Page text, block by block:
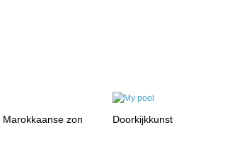
zon Doorkijkkunst